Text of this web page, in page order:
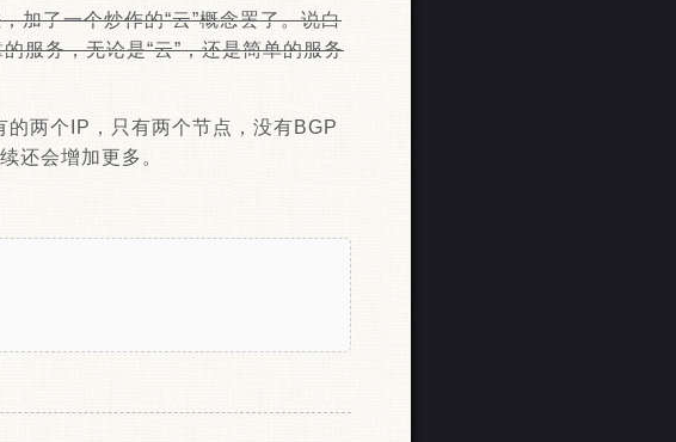
加了一个炒作的“云”概念罢了。说白
服务，无论是“云”，还是简单的服务
两个IP，只有两个节点，没有BGP
还会增加更多。